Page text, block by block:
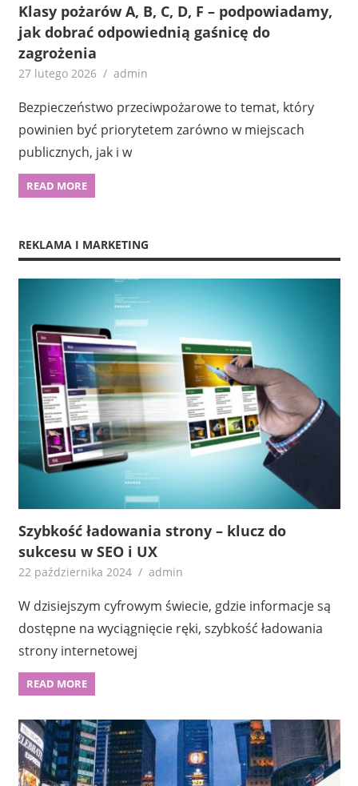
Klasy pożarów A, B, C, D, F – podpowiadamy,
jak dobrać odpowiednią gaśnicę do
zagrożenia
27 lutego 2026 admin
Bezpieczeństwo przeciwpożarowe to temat, który
powinien być priorytetem zarówno w miejscach
publicznych, jak i w
READ MORE
REKLAMA I MARKETING
Szybkość ładowania strony – klucz do
sukcesu w SEO i UX
22 października 2024 admin
W dzisiejszym cyfrowym świecie, gdzie informacje są
dostępne na wyciągnięcie ręki, szybkość ładowania
strony internetowej
READ MORE